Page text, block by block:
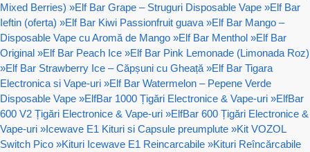
Mixed Berries) »Elf Bar Grape – Struguri Disposable Vape »Elf Bar
Ieftin (oferta) »Elf Bar Kiwi Passionfruit guava »Elf Bar Mango –
Disposable Vape cu Aromă de Mango »Elf Bar Menthol »Elf Bar
Original »Elf Bar Peach Ice »Elf Bar Pink Lemonade (Limonada Roz)
»Elf Bar Strawberry Ice – Căpșuni cu Gheață »Elf Bar Tigara
Electronica si Vape-uri »Elf Bar Watermelon – Pepene Verde
Disposable Vape »ElfBar 1000 Țigări Electronice & Vape-uri »ElfBar
600 V2 Țigări Electronice & Vape-uri »ElfBar 600 Țigări Electronice &
Vape-uri »Icewave E1 Kituri si Capsule preumplute »Kit VOZOL
Switch Pico »Kituri Icewave E1 Reincarcabile »Kituri Reîncărcabile